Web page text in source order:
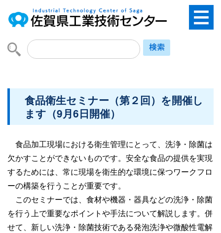
食品衛生セミナー（第２回）を開催し
ます（9月6日開催）
食品加工現場における衛生管理にとって、洗浄・除菌は
欠かすことができないものです。安全な食品の提供を実現
するためには、常に現場を衛生的な環境に保つワークフロ
ーの構築を行うことが重要です。
このセミナーでは、食材や機器・器具などの洗浄・除菌
を行う上で重要なポイントや手法について解説します。併
せて、新しい洗浄・除菌技術である発泡洗浄や微酸性電解